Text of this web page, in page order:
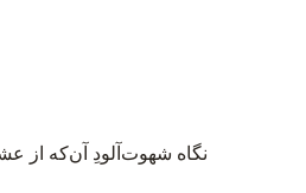
نگاه شهوت‌آلودِ آن‌که از